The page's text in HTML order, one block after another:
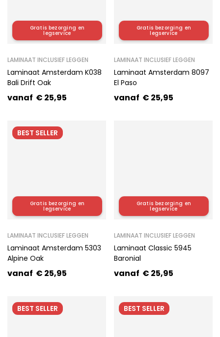
Gratis bezorging en
legservice
LAMINAAT INCLUSIEF LEGGEN
Laminaat Amsterdam K038
Bali Drift Oak
vanaf € 25,95
Gratis bezorging en
legservice
LAMINAAT INCLUSIEF LEGGEN
Laminaat Amsterdam 8097
El Paso
vanaf € 25,95
BEST SELLER
Gratis bezorging en
legservice
LAMINAAT INCLUSIEF LEGGEN
Laminaat Amsterdam 5303
Alpine Oak
vanaf € 25,95
Gratis bezorging en
legservice
LAMINAAT INCLUSIEF LEGGEN
Laminaat Classic 5945
Baronial
vanaf € 25,95
BEST SELLER BEST SELLER